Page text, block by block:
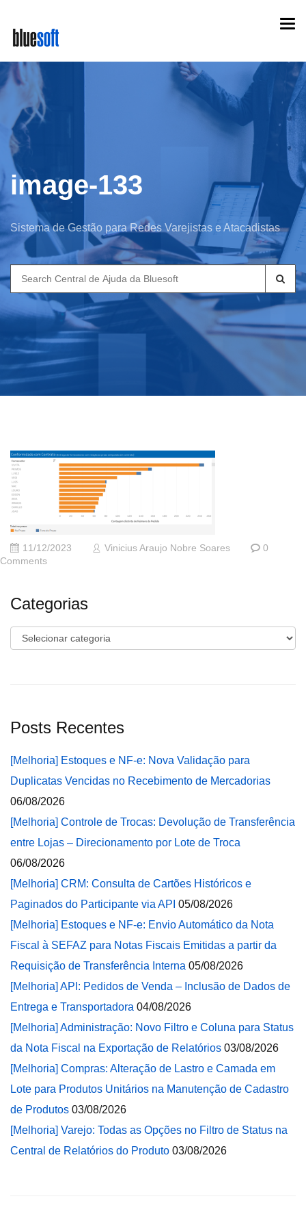
main
content
image-133
Sistema de Gestão para Redes Varejistas e Atacadistas
Search
for:
11/12/2023 Vinicius Araujo Nobre Soares
0
Comments
Categorias
Categorias
Posts Recentes
[Melhoria] Estoques e NF-e: Nova Validação para
Duplicatas Vencidas no Recebimento de Mercadorias
06/08/2026
[Melhoria] Controle de Trocas: Devolução de Transferência
entre Lojas – Direcionamento por Lote de Troca
06/08/2026
[Melhoria] CRM: Consulta de Cartões Históricos e
Paginados do Participante via API 05/08/2026
[Melhoria] Estoques e NF-e: Envio Automático da Nota
Fiscal à SEFAZ para Notas Fiscais Emitidas a partir da
Requisição de Transferência Interna 05/08/2026
[Melhoria] API: Pedidos de Venda – Inclusão de Dados de
Entrega e Transportadora 04/08/2026
[Melhoria] Administração: Novo Filtro e Coluna para Status
da Nota Fiscal na Exportação de Relatórios 03/08/2026
[Melhoria] Compras: Alteração de Lastro e Camada em
Lote para Produtos Unitários na Manutenção de Cadastro
de Produtos 03/08/2026
[Melhoria] Varejo: Todas as Opções no Filtro de Status na
Central de Relatórios do Produto 03/08/2026